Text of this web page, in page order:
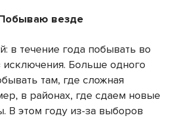
везде
в течение года побывать во
исключения. Больше одного
там, где сложная
в районах, где сдаем новые
В этом году из-за выборов